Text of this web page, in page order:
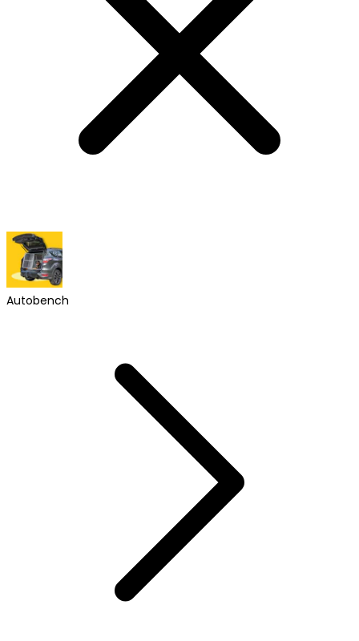
Autobench